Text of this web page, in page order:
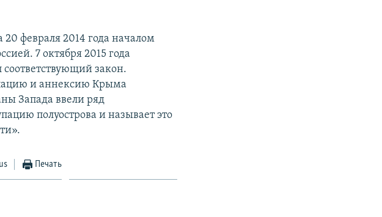
февраля 2014 года началом
7 октября 2015 года
закон.
и аннексию Крыма
Запада ввели ряд
полуострова и называет это
Печать